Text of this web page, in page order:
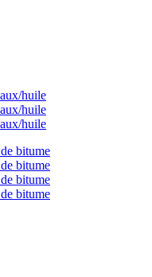
huile
huile
huile
bitume
bitume
bitume
bitume